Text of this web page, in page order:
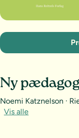
Ny
Noemi Katznelson ·
Vis alle